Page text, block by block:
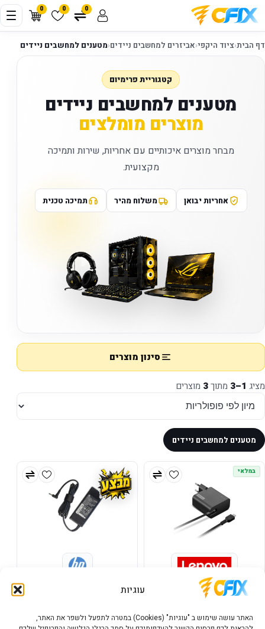
עוגיות
האתר עושה שימוש ב "עוגיות" (Cookies) במטרה לתפעל ולשפר את האתר,
0 0 0
דף הבית‹ציוד היקפי‹אביזרים למחשבים ניידים‹מטענים למחשבים ניידים
קטגוריית פרימיום
מטענים למחשבים ניידים
מוצרים מומלצים
מבחר מוצרים איכותיים עם אחריות, שירות ותמיכה
מקצועית.
אחריות יבואן משלוח מהיר תמיכה טכנית
סינון מוצרים
מציג 1–3 מתוך3 מוצרים
מטענים למחשבים ניידים
במלאי
Lenovo 65W USB-C Wall
Adapter – מטען קיר קומפקטי עם
113
מטען מקורי למחשב נייד אייץ פי
₪189